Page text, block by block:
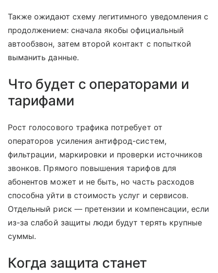
Также ожидают схему легитимного уведомления с
продолжением: сначала якобы официальный
автообзвон, затем второй контакт с попыткой
выманить данные.
Что будет с операторами и
тарифами
Рост голосового трафика потребует от
операторов усиления антифрод-систем,
фильтрации, маркировки и проверки источников
звонков. Прямого повышения тарифов для
абонентов может и не быть, но часть расходов
способна уйти в стоимость услуг и сервисов.
Отдельный риск — претензии и компенсации, если
из-за слабой защиты люди будут терять крупные
суммы.
Когда защита станет